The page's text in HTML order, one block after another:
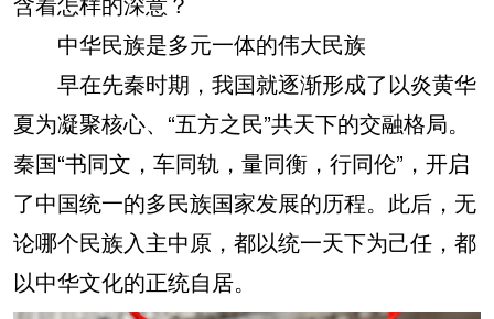
中华民族是多元一体的伟大民族
早在先秦时期，我国就逐渐形成了以炎黄华
夏为凝聚核心、“五方之民”共天下的交融格局。
秦国“书同文，车同轨，量同衡，行同伦”，开启
了中国统一的多民族国家发展的历程。此后，无
论哪个民族入主中原，都以统一天下为己任，都
以中华文化的正统自居。